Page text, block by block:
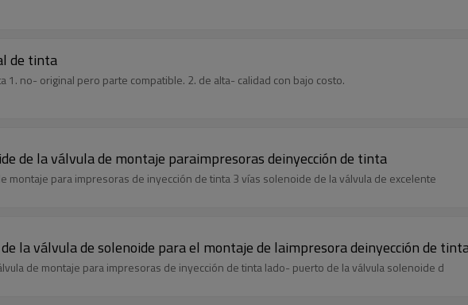
de tinta
1. no- original pero parte compatible. 2. de alta- calidad con bajo costo.
de la válvula de montaje paraimpresoras deinyección de tinta
montaje para impresoras de inyección de tinta 3 vías solenoide de la válvula de excelente
la válvula de solenoide para el montaje de laimpresora deinyección de
de montaje para impresoras de inyección de tinta lado- puerto de la válvula solenoide d